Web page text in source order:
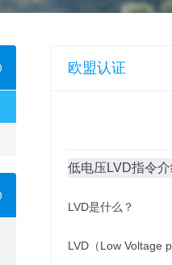
欧盟认证
低电压LVD指令
LVD是什么？
LVD（Low Voltage